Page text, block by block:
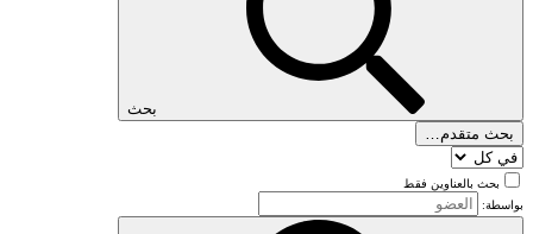
بحث
بحث متقدم…
بحث بالعناوين فقط
بواسطة: